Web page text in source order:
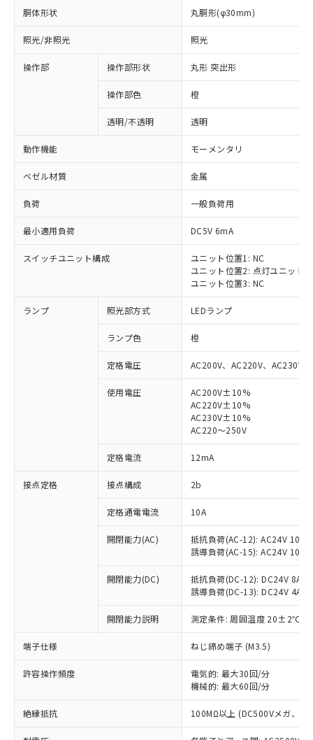
胴体形状 丸胴形(φ30mm)
照光/非照光 照光
操作部 操作部形状 丸形 突出形
操作部色 橙
透明/不透明 透明
動作機能 モーメンタリ
ベゼル材質 金属
負荷 一般負荷用
最小適用負荷 DC5V 6mA
スイッチユニット構成
ユニット位置1: NC
ユニット位置2: 点灯ユニット
ユニット位置3: NC
ランプ 照光部方式 LEDランプ
ランプ色 橙
定格電圧 AC200V、AC220V、AC230V
使用電圧
AC200V±10%
AC220V±10%
AC230V±10%
AC220～250V
定格電流 12mA
接点定格 接点構成 2b
定格通電電流 10A
開閉能力(AC)
抵抗負荷(AC-12): AC24V 10A/
誘導負荷(AC-15): AC24V
開閉能力(DC)
抵抗負荷(DC-12): DC24V 8A/
誘導負荷(DC-13): DC24V 4A/
開閉能力説明 測定条件: 周囲温度 20±2℃、
端子仕様 ねじ締め端子 (M3.5)
許容操作頻度
電気的: 最大30回/分
機械的: 最大60回/分
絶縁抵抗 100MΩ以上 (DC500Vメガ、点
以下の条件をお読みいただき、同意のうえ
本サービスは、当社制御機器事業取扱
商品の当社在庫状況および標準価格
(税抜)を提供させていただくもので
本サービスの対象外となる商品もある
ことをご了承ください。
在庫状況および標準価格照会結果は、
記載している更新日時点での社内デー
タに基づき作成されるものであり、閲
覧された時点での実際の在庫および標
対応済み：EU RoHS指令（10物質）の
非含有に対応した製品が提供可能な商品で
対応予定：EU RoHS指令（10物質）の非含
有に対応した製品に切り替える予定のある
対応予定なし：EU RoHS指令（10物質）の
非含有に非対応の商品で、対応品を出す予
調査・確認中：EU RoHS指令（10物質）の
非含有の対応状況を調査中または確認中の
非該当品：ライセンス料など無形物で、有
害物質有無と関係のない商品です。
仕入先様の事情により、非含有部品として
いたものが、含有品と判明した場合などや
むを得ず変更することがあります。
鉛(Pb) 1000ppm以下、 水銀(Hg) 1000ppm以下、 カド
六価クロム(Cr(Ⅵ)) 1000ppm以下、ポリ臭化ビフェニル
※1 中国RoHS○×表
「○」：最大均質材料含有率が中国RoHSの
基準値以下であることを示します。
「×」：最大均質材料含有率が中国RoHSの
基準値を超えていることを示します。
「－」：未確認です。当社販売部門へお問
*中国RoHS10物質の基準値 (GB/T26572)：
Pb(鉛) :1000ppm、 Hg(水銀) : 1000ppm、 Cd(カドミウ
当社は、これら貴社製品のうち、外国
為替および外国貿易法に定める商品
（以下｢規制貨物等」という）を輸出
または国外への提供する場合は、日本
国政府の輸出許可(または役務取引許
可)を取得するなどの必要な手続きを